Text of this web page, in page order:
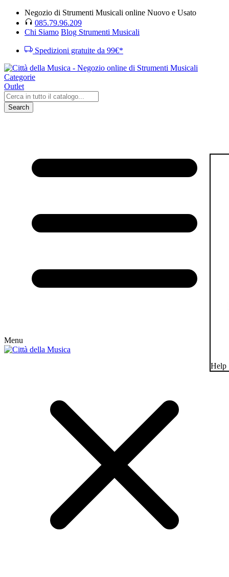
Negozio di Strumenti Musicali online Nuovo e Usato
085.79.96.209
Chi Siamo Blog Strumenti Musicali
Spedizioni gratuite da 99€*
Categorie
Outlet
Search
Menu
Help